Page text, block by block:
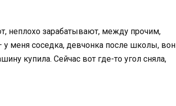
неплохо зарабатывают, между прочим,
у меня соседка, девчонка после школы, вон
купила. Сейчас вот где-то угол сняла,